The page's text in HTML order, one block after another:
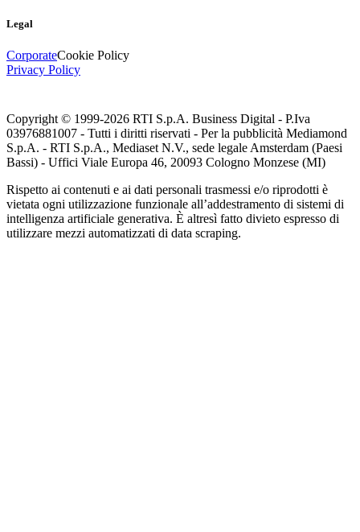
Legal
CorporateCookie Policy
Privacy Policy
Copyright © 1999-2026 RTI S.p.A. Business Digital - P.Iva
03976881007 - Tutti i diritti riservati - Per la pubblicità Mediamond
S.p.A. - RTI S.p.A., Mediaset N.V., sede legale Amsterdam (Paesi
Bassi) - Uffici Viale Europa 46, 20093 Cologno Monzese (MI)
Rispetto ai contenuti e ai dati personali trasmessi e/o riprodotti è
vietata ogni utilizzazione funzionale all’addestramento di sistemi di
intelligenza artificiale generativa. È altresì fatto divieto espresso di
utilizzare mezzi automatizzati di data scraping.